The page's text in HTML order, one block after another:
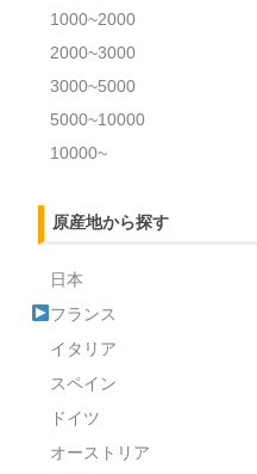
1000~2000
2000~3000
3000~5000
5000~10000
10000~
原産地から探す
日本
フランス
イタリア
スペイン
ドイツ
オーストリア